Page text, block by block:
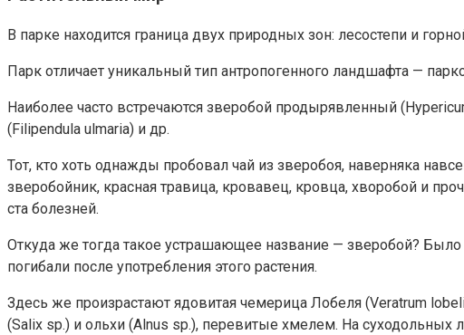
В парке находится граница двух природных зон: лесостепи и
Парк отличает уникальный тип антропогенного ландшафта —
Наиболее часто встречаются зверобой продырявленный
(Filipendula ulmaria) и др.
Тот, кто хоть однажды пробовал чай из зверобоя, наверняка
зверобойник, красная травица, кровавец, кровца, хворобой и
ста болезней.
Откуда же тогда такое устрашающее название — зверобой?
погибали после употребления этого растения.
Здесь же произрастают ядовитая чемерица Лобеля (Veratrum
(Salix sp.) и ольхи (Alnus sp.), перевитые хмелем. На суходольных